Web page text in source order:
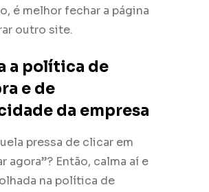
é melhor fechar a página
outro site.
a política de
e de
da empresa
pressa de clicar em
agora”? Então, calma aí e
na política de